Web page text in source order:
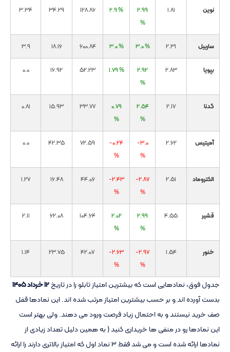
نوین 1.81
2.99
%
2.9 %
128.86
34.29
3.34
ساربیل 2.31
3.0 %
3.0 %
600.84
18.16
3.9
بپویا 2.83
2.92
%
1.79 %
52.23
16.92
0.0
گدنا 2.17
2.54
%
0.79
%
33.77
15.93
0.81
آمیتیس 2.62
-3.0
%
-0.24
%
72.59
42.35
0.0
الکتروماد 2.51
-2.87
%
-2.43
%
44.06
16.48
1.27
قشیر 4.55
2.99
%
2.02
%
104.64
62.08
2.11
خنور 1.54
-2.97
%
-2.63
%
42.07
23.75
1.14
جدول فوق، نمادهایی است که بیشترین امتیاز تابلو را در تاریخ۱۲ خرداد ۱۴۰۵
بدست آورده اند و بر حسب بیشترین امتیاز مرتب شده اند. این نمادها قفل
صف خرید نیستند و به احتمال زیاد فرصت ورود می دهند. ولی بهتر است
این نمادها رو در منفی ها خریداری کنید ( به همین دلیل تعداد زیادی از
نمادها ارائه شده است و می شد فقط ۳ نماد اول که امتیاز بالاتری دارند را ارائه